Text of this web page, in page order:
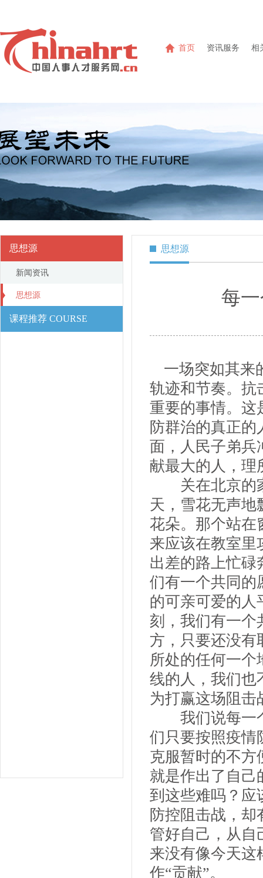
首页 资讯服务 相
思想源
新闻资讯
思想源
课程推荐 COURSE
思想源
每
一场突如其来
轨迹和节奏。抗
重要的事情。这
防群治的真正
面，人民子弟兵
献最大的人，理
关在北京的家
天，雪花无声地
花朵。那个站在
来应该在教室里
出差的路上忙碌
们有一个共同的
的可亲可爱的人
刻，我们有一个
方，只要还没有
所处的任何一个
线的人，我们也
为打赢这场阻击
我们说每一个
们只要按照疫情
克服暂时的不方
就是作出了自己
到这些难吗？应
防控阻击战，
管好自己，从自
来没有像今天这
作“贡献”。